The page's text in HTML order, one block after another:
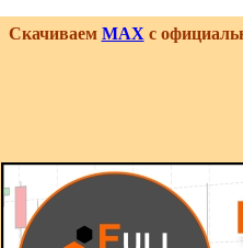
Скачиваем MAX с